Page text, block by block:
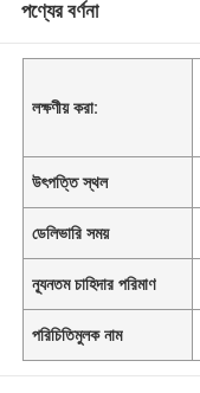
পণ্যের বর্ণনা
লক্ষণীয় করা:
উৎপত্তি স্থল
ডেলিভারি সময়
ন্যূনতম চাহিদার পরিমাণ
পরিচিতিমুলক নাম